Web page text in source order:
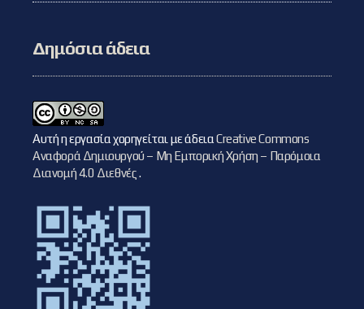
Δημόσια άδεια
Αυτή η εργασία χορηγείται με άδειαCreative Commons
Αναφορά Δημιουργού – Μη Εμπορική Χρήση – Παρόμοια
Διανομή 4.0 Διεθνές.